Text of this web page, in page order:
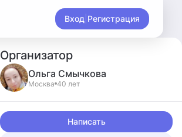
Вход Регистрация
Организатор
Ольга Смычкова
Москва 40 лет
Написать